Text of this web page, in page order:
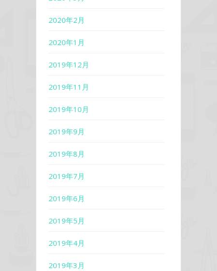
2020年2月
2020年1月
2019年12月
2019年11月
2019年10月
2019年9月
2019年8月
2019年7月
2019年6月
2019年5月
2019年4月
2019年3月